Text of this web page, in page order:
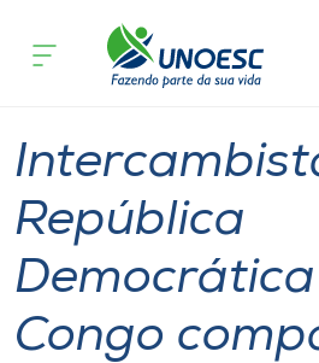
Cursos
Pesquisa
Atendimento ao Estudante
Portal de Ensino
acontece
República
Congo